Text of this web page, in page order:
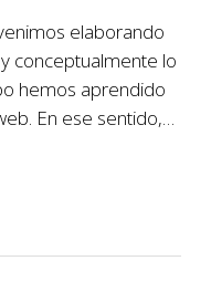
elaborando
conceptualmente lo
hemos aprendido
En ese sentido,…